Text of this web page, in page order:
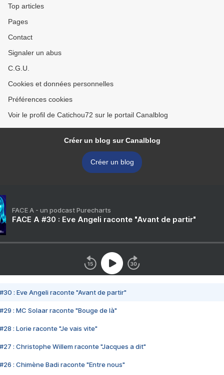
Top articles
Pages
Contact
Signaler un abus
C.G.U.
Cookies et données personnelles
Préférences cookies
Voir le profil de Catichou72 sur le portail Canalblog
Créer un blog sur Canalblog
Créer un blog
FACE A - un podcast Purecharts
FACE A #30 : Eve Angeli raconte "Avant de partir"
#30 : Eve Angeli raconte "Avant de partir"
#29 : MC Solaar raconte "Bouge de là"
#28 : Lorie raconte "Je vais vite"
#27 : Christophe Willem raconte "Jacques a dit"
#26 : Chimène Badi raconte "Entre nous"